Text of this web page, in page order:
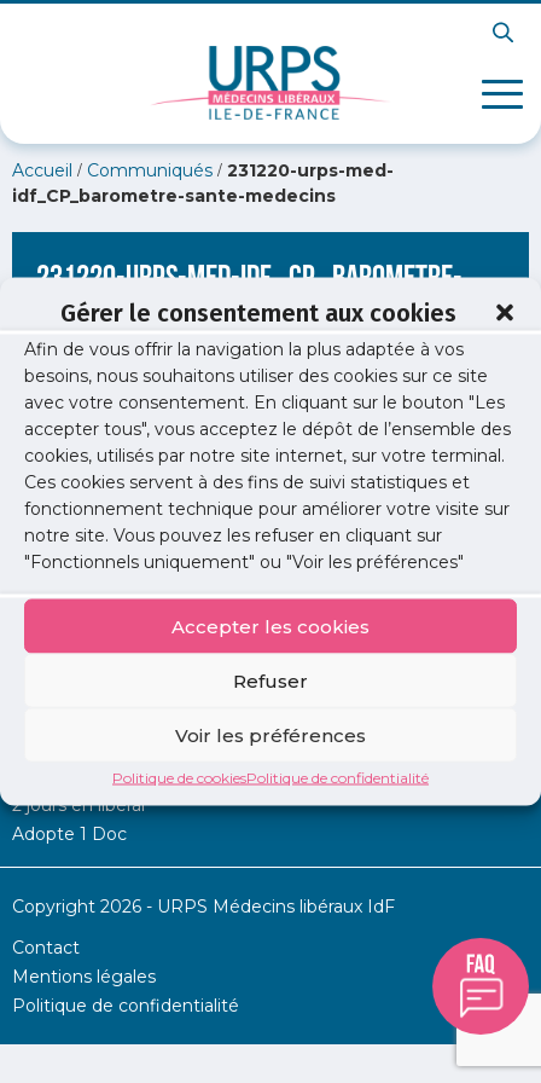
Gérer le consentement aux cookies
Afin de vous offrir la navigation la plus adaptée à vos
besoins, nous souhaitons utiliser des cookies sur ce site
avec votre consentement. En cliquant sur le bouton "Les
accepter tous", vous acceptez le dépôt de l’ensemble des
cookies, utilisés par notre site internet, sur votre terminal.
Ces cookies servent à des fins de suivi statistiques et
fonctionnement technique pour améliorer votre visite sur
notre site. Vous pouvez les refuser en cliquant sur
"Fonctionnels uniquement" ou "Voir les préférences"
Accepter les cookies
Refuser
Voir les préférences
Politique de cookiesPolitique de confidentialité
Accueil / Communiqués / 231220-urps-med-
idf_CP_barometre-sante-medecins
231220-urps-med-idf_CP_barometre-
sante-medecins
Permanence d’aide à l’installation
2 jours en libéral
Adopte 1 Doc
Copyright 2026 - URPS Médecins libéraux IdF
Contact
Mentions légales
Politique de confidentialité